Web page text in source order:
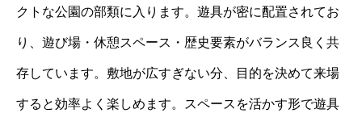
クトな公園の部類に入ります。遊具が密に配置されてお
り、遊び場・休憩スペース・歴史要素がバランス良く共
存しています。敷地が広すぎない分、目的を決めて来場
すると効率よく楽しめます。スペースを活かす形で遊具